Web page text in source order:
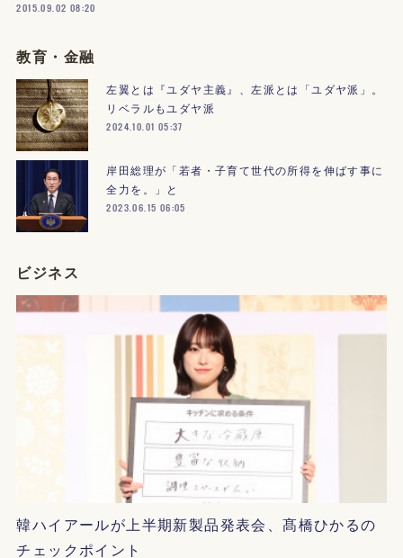
2015.09.02 08:20
教育・金融
左翼とは『ユダヤ主義』、左派とは「ユダヤ派」。
リベラルもユダヤ派
2024.10.01 05:37
岸田総理が「若者・子育て世代の所得を伸ばす事に
全力を。」と
2023.06.15 06:05
ビジネス
韓ハイアールが上半期新製品発表会、髙橋ひかるの
チェックポイント